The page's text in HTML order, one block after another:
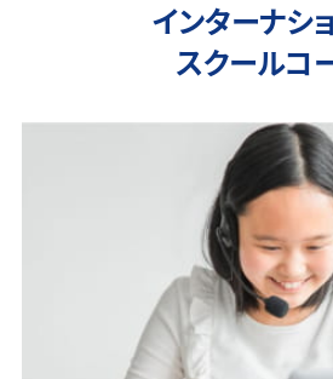
インターナシ
スクールコ